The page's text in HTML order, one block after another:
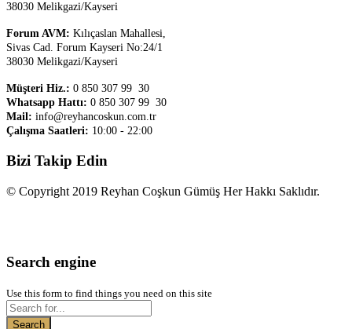
38030 Melikgazi/Kayseri
Forum AVM: Kılıçaslan Mahallesi,
Sivas Cad. Forum Kayseri No:24/1
38030 Melikgazi/Kayseri
Müşteri Hiz.: 0 850 307 99 30
Whatsapp Hattı: 0 850 307 99 30
Mail: info@reyhancoskun.com.tr
Çalışma Saatleri: 10:00 - 22:00
Bizi Takip Edin
© Copyright 2019 Reyhan Coşkun Gümüş Her Hakkı Saklıdır.
Search engine
Use this form to find things you need on this site
Search